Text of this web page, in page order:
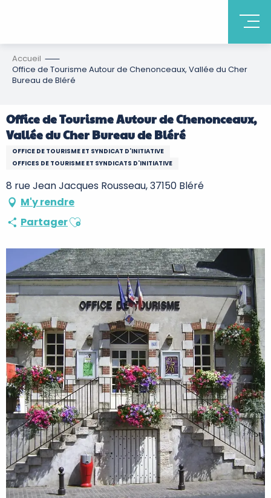
Accueil
Office de Tourisme Autour de Chenonceaux, Vallée du Cher
Bureau de Bléré
Office de Tourisme Autour de Chenonceaux,
Vallée du Cher Bureau de Bléré
OFFICE DE TOURISME ET SYNDICAT D'INITIATIVE
OFFICES DE TOURISME ET SYNDICATS D'INITIATIVE
8 rue Jean Jacques Rousseau, 37150 Bléré
M'y rendre
PartagerAjouter aux favoris